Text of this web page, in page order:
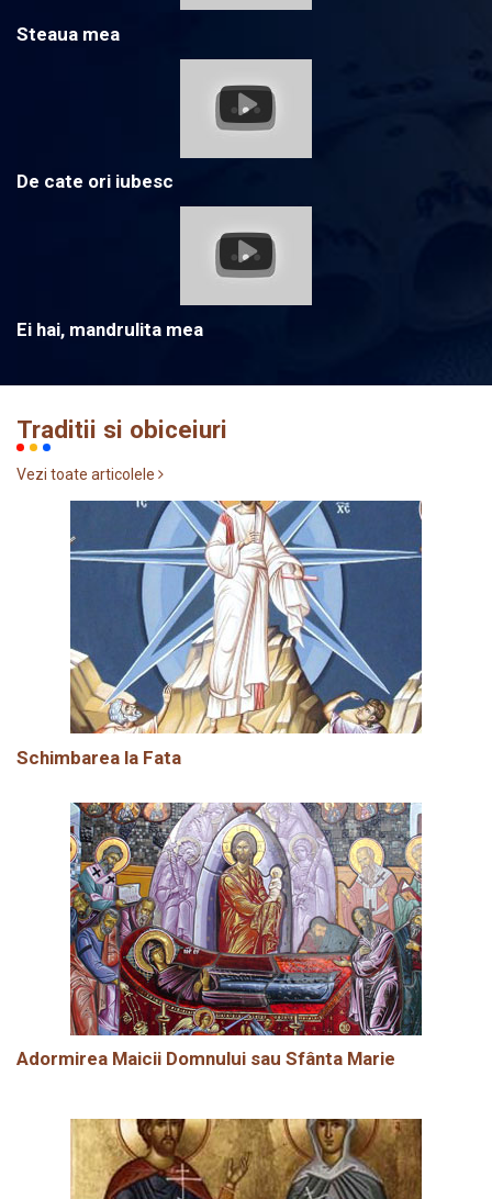
Steaua mea
De cate ori iubesc
Ei hai, mandrulita mea
Traditii si obiceiuri
Vezi toate articolele
Schimbarea la Fata
Adormirea Maicii Domnului sau Sfânta Marie